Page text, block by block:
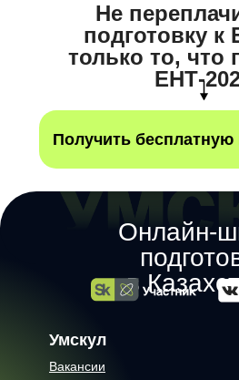
Не
подготовку к
только то, что
ЕНТ-
Получить бесплатную
Онлайн-
в
Умскул
Вакансии